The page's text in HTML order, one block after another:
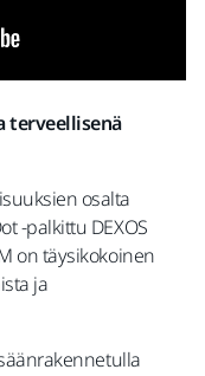
terveellisenä
osalta
-palkittu DEXOS
on täysikokoinen
ja